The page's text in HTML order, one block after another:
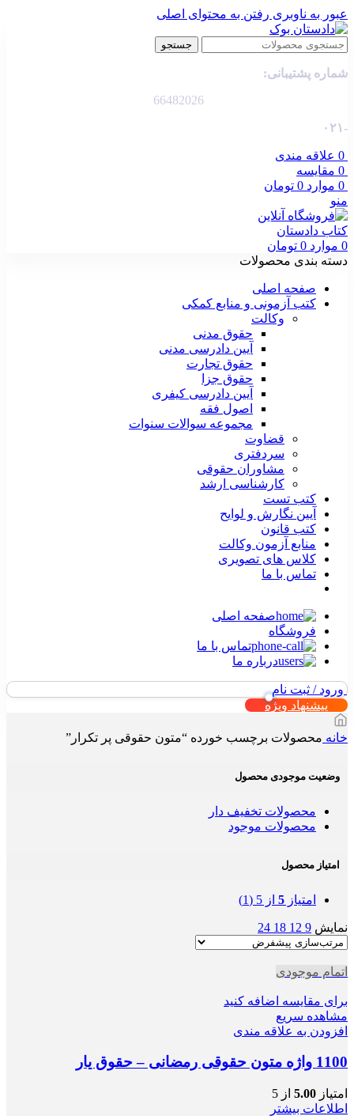
عبور به ناوبری رفتن به محتوای اصلی
جستجو
شماره پشتیبانی:
66482026
-۰۲۱
0 علاقه مندی
0 مقایسه
0 موارد 0 تومان
منو
0 موارد 0 تومان
دسته بندی محصولات
صفحه اصلی
کتب آزمونی و منابع کمکی
وکالت
حقوق مدنی
آیین دادرسی مدنی
حقوق تجارت
حقوق جزا
آیین دادرسی کیفری
اصول فقه
مجموعه سوالات سنوات
قضاوت
سردفتری
مشاوران حقوقی
کارشناسی ارشد
کتب تست
آیین نگارش و لوایح
کتب قانون
منابع آزمون وکالت
کلاس های تصویری
تماس با ما
صفحه اصلی
فروشگاه
تماس با ما
درباره ما
ورود / ثبت نام
پیشنهاد ویژه
خانه محصولات برچسب خورده “متون حقوقی پر تکرار”
وضعیت موجودی محصول
محصولات تخفیف دار
محصولات موجود
امتیاز محصول
امتیاز 5 از 5 (1)
نمایش 9
12
18
24
اتمام موجودی
برای مقایسه اضافه کنید
مشاهده سریع
افزودن به علاقه مندی
1100 واژه متون حقوقی رمضانی – حقوق یار
امتیاز 5.00 از 5
اطلاعات بیشتر